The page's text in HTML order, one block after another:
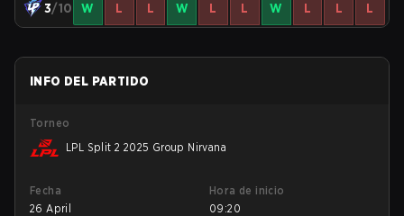
3/10 W L L W L L W L L L
INFO DEL PARTIDO
Torneo
LPL Split 2 2025 Group Nirvana
Fecha
26 April
Hora de inicio
09:20